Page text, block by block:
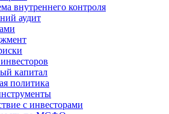
внутреннего контроля
аудит
капитал
политика
с инвеcторами